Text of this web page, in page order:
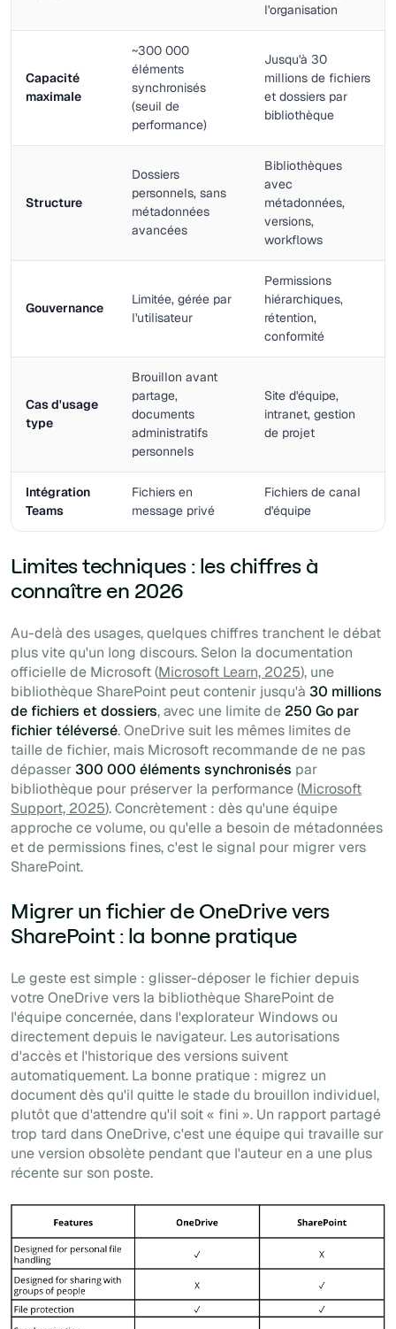
l'organisation
Capacité
maximale
~300 000
éléments
synchronisés
(seuil de
performance)
Jusqu'à 30
millions de fichiers
et dossiers par
bibliothèque
Structure
Dossiers
personnels, sans
métadonnées
avancées
Bibliothèques
avec
métadonnées,
versions,
workflows
Gouvernance
Limitée, gérée par
l'utilisateur
Permissions
hiérarchiques,
rétention,
conformité
Cas d'usage
type
Brouillon avant
partage,
documents
administratifs
personnels
Site d'équipe,
intranet, gestion
de projet
Intégration
Teams
Fichiers en
message privé
Fichiers de canal
d'équipe
Limites techniques : les chiffres à
connaître en 2026
Au-delà des usages, quelques chiffres tranchent le débat
plus vite qu'un long discours. Selon la documentation
officielle de Microsoft (Microsoft Learn, 2025), une
bibliothèque SharePoint peut contenir jusqu'à 30 millions
de fichiers et dossiers, avec une limite de 250 Go par
fichier téléversé. OneDrive suit les mêmes limites de
taille de fichier, mais Microsoft recommande de ne pas
dépasser300 000 éléments synchronisés par
bibliothèque pour préserver la performance (Microsoft
Support, 2025). Concrètement : dès qu'une équipe
approche ce volume, ou qu'elle a besoin de métadonnées
et de permissions fines, c'est le signal pour migrer vers
SharePoint.
Migrer un fichier de OneDrive vers
SharePoint : la bonne pratique
Le geste est simple : glisser-déposer le fichier depuis
votre OneDrive vers la bibliothèque SharePoint de
l'équipe concernée, dans l'explorateur Windows ou
directement depuis le navigateur. Les autorisations
d'accès et l'historique des versions suivent
automatiquement. La bonne pratique : migrez un
document dès qu'il quitte le stade du brouillon individuel,
plutôt que d'attendre qu'il soit « fini ». Un rapport partagé
trop tard dans OneDrive, c'est une équipe qui travaille sur
une version obsolète pendant que l'auteur en a une plus
récente sur son poste.